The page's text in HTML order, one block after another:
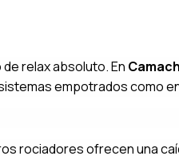
relax absoluto. En
empotrados como
rociadores ofrecen una